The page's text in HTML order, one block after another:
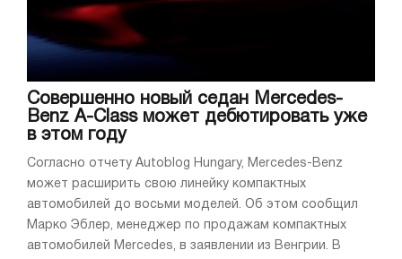
Совершенно новый седан Mercedes-
Benz A-Class может дебютировать уже
в этом году
Согласно отчету Autoblog Hungary, Mercedes-Benz
может расширить свою линейку компактных
автомобилей до восьми моделей. Об этом сообщил
Марко Эблер, менеджер по продажам компактных
автомобилей Mercedes, в заявлении из Венгрии. В